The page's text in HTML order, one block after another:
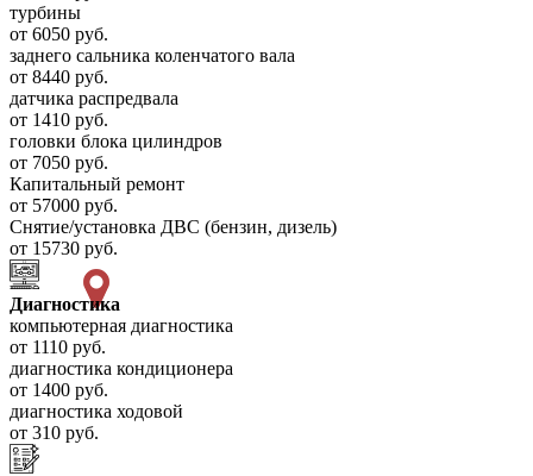
турбины
от 6050 руб.
заднего сальника коленчатого вала
от 8440 руб.
датчика распредвала
от 1410 руб.
головки блока цилиндров
от 7050 руб.
Капитальный ремонт
от 57000 руб.
Снятие/установка ДВС (бензин, дизель)
от 15730 руб.
Диагностика
компьютерная диагностика
от 1110 руб.
диагностика кондиционера
от 1400 руб.
диагностика ходовой
от 310 руб.